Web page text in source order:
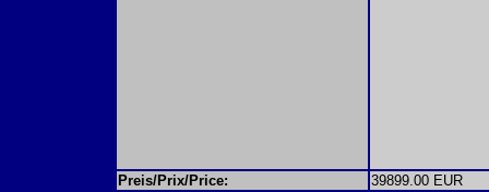
Preis/Prix/Price:
39899.00 EUR